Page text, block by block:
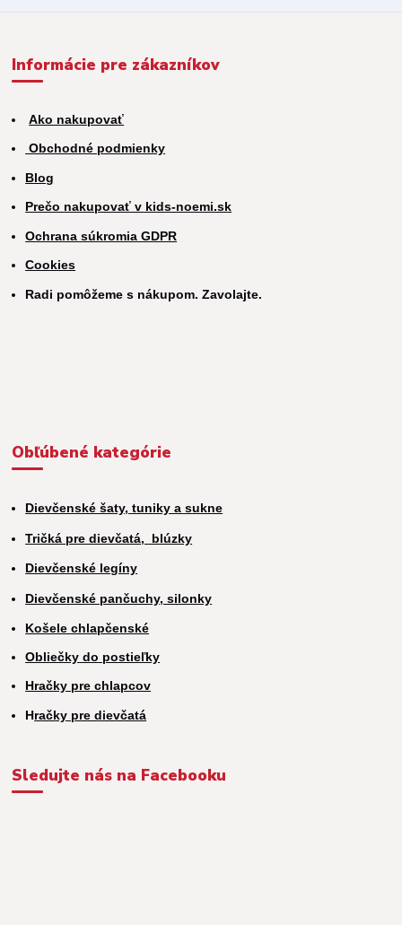
Informácie pre zákazníkov
Ako nakupovať
Obchodné podmienky
Blog
Prečo nakupovať v kids-noemi.sk
Ochrana súkromia GDPR
Cookies
Radi pomôžeme s nákupom. Zavolajte.
Obľúbené kategórie
Dievčenské šaty, tuniky a sukne
Tričká pre dievčatá, blúzky
Dievčenské legíny
Dievčenské pančuchy, silonky
Košele chlapčenské
Obliečky do postieľky
Hračky pre chlapcov
Hračky pre dievčatá
Sledujte nás na Facebooku